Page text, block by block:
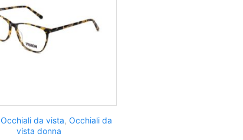
Occhiali da vista, Occhiali da
vista donna